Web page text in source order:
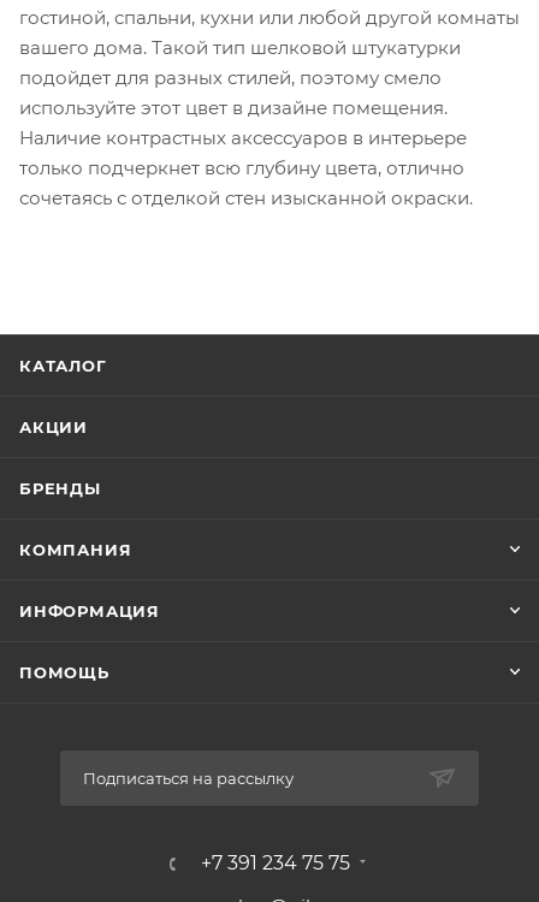
гостиной, спальни, кухни или любой другой комнаты
вашего дома. Такой тип шелковой штукатурки
подойдет для разных стилей, поэтому смело
используйте этот цвет в дизайне помещения.
Наличие контрастных аксессуаров в интерьере
только подчеркнет всю глубину цвета, отлично
сочетаясь с отделкой стен изысканной окраски.
КАТАЛОГ
АКЦИИ
БРЕНДЫ
КОМПАНИЯ
ИНФОРМАЦИЯ
ПОМОЩЬ
Подписаться на рассылку
+7 391 234 75 75